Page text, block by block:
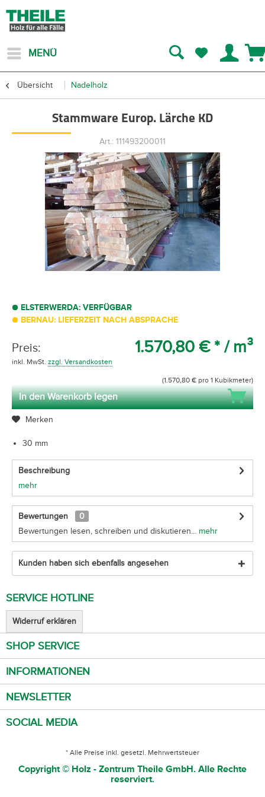
MENÜ
Übersicht Nadelholz
Stammware Europ. Lärche KD
Art.: 111493200011
ELSTERWERDA: VERFÜGBAR
BERNAU: LIEFERZEIT NACH ABSPRACHE
Preis: 1.570,80 € * / m³
inkl. MwSt. zzgl. Versandkosten
(1.570,80 € pro 1 Kubikmeter)
In den Warenkorb legen
Merken
30 mm
Beschreibung
mehr
Bewertungen
0
Bewertungen lesen, schreiben und diskutieren... mehr
Kunden haben sich ebenfalls angesehen
SERVICE HOTLINE
Widerruf erklären
SHOP SERVICE
INFORMATIONEN
NEWSLETTER
SOCIAL MEDIA
* Alle Preise inkl. gesetzl. Mehrwertsteuer
Copyright © Holz - Zentrum Theile GmbH. Alle Rechte
reserviert.